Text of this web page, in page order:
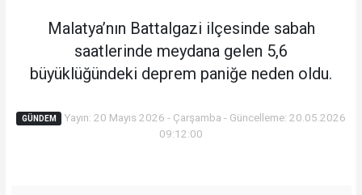
Malatya’nın Battalgazi ilçesinde sabah
saatlerinde meydana gelen 5,6
büyüklüğündeki deprem paniğe neden oldu.
GÜNDEM
Yayın: 20 Mayıs 2026 - Çarşamba - Güncelleme: 20.05.2026
09:12:00